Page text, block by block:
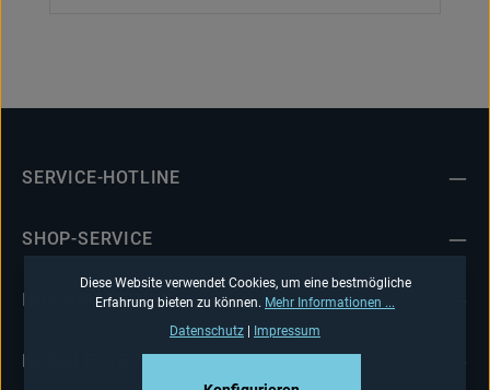
SERVICE-HOTLINE
SHOP-SERVICE
INFORMATIONEN
Diese Website verwendet Cookies, um eine bestmögliche
Erfahrung bieten zu können. Mehr Informationen ...
Datenschutz | Impressum